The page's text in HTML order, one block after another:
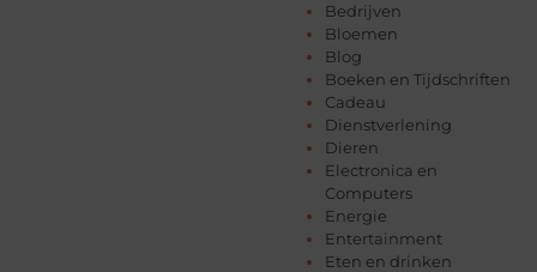
Bedrijven
Bloemen
Blog
Boeken en Tijdschriften
Cadeau
Dienstverlening
Dieren
Electronica en
Computers
Energie
Entertainment
Eten en drinken